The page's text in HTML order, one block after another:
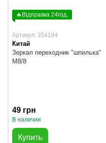
🔥Відправка 24год.
Артикул: 354184
Китай
Зеркал переходник "шпилька"
М8/8
49 грн
В наличии
Купить